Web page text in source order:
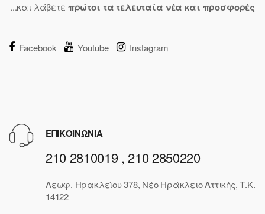
...και λάβετε πρώτοι τα τελευταία νέα και προσφορές
Facebook Youtube Instagram
ΕΠΙΚΟΙΝΩΝΙΑ
210 2810019 , 210 2850220
Λεωφ. Ηρακλείου 378, Νέο Ηράκλειο Αττικής, Τ.Κ.
14122